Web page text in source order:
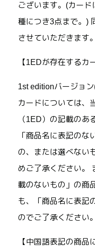
ございます。(カー
種につき3点まで。)
させていただきます。
【1EDが存在するカ
1st editionバージョ
カードについては、
（1ED）の記載のあ
「商品名に表記のな
の、または選べない
めご了承ください。
載のないもの」の商
も、「商品名に表記
のでご了承ください。
【中国語表記の商品